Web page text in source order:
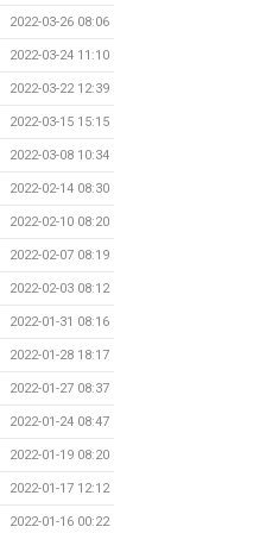
2022-03-26 08:06
2022-03-24 11:10
2022-03-22 12:39
2022-03-15 15:15
2022-03-08 10:34
2022-02-14 08:30
2022-02-10 08:20
2022-02-07 08:19
2022-02-03 08:12
2022-01-31 08:16
2022-01-28 18:17
2022-01-27 08:37
2022-01-24 08:47
2022-01-19 08:20
2022-01-17 12:12
2022-01-16 00:22